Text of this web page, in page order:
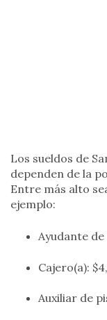
Los sueldos de
dependen de la
Entre más alto
ejemplo:
Ayudante
Cajero(a):
Auxiliar de